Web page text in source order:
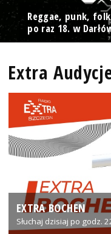
Reggae, punk,
po raz 18. w
Extra
EXTRA BOCHEN
Słuchaj dzisiaj po godz.